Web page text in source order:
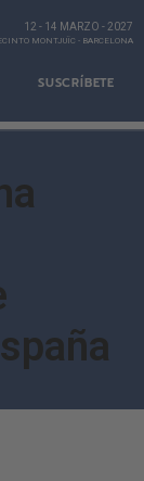
SUSCRÍBETE
12 - 14 MARZO -2027
MONTJUÏC - BARCELONA